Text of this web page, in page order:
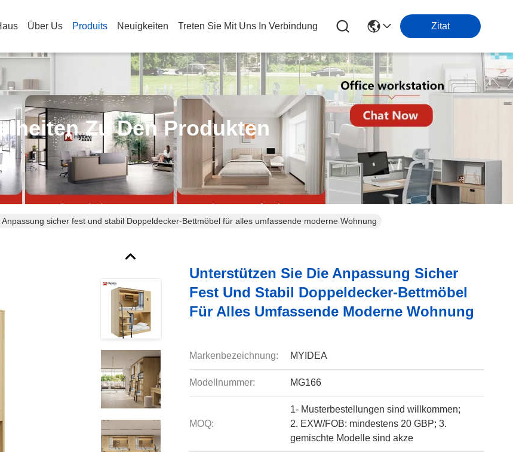
Über Us Produits Neuigkeiten Treten Sie Mit Uns In Verbindung Zitat
Zu Den Produkten
sicher fest und stabil Doppeldecker-Bettmöbel für alles umfassende moderne Wohnung
Unterstützen Sie Die Anpassung Sicher
Fest Und Stabil Doppeldecker-Bettmöbel
Für Alles Umfassende Moderne Wohnung
Markenbezeichnung: MYIDEA
Modellnummer: MG166
MOQ:
1- Musterbestellungen sind willkommen;
2. EXW/FOB: mindestens 20 GBP; 3.
gemischte Modelle sind akze